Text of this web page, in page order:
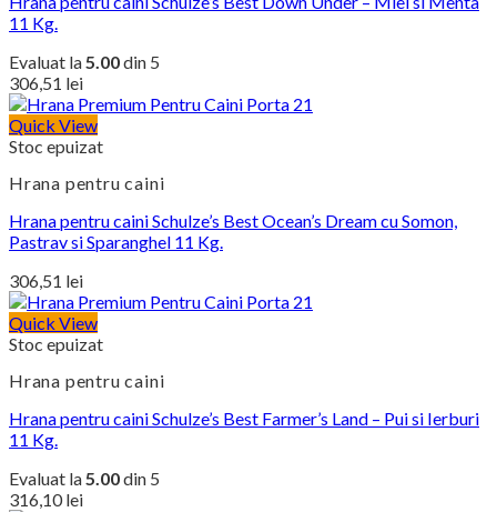
11 Kg.
Evaluat la5.00din 5
306,51 lei
Quick View
Stoc epuizat
Hrana pentru caini
Hrana pentru caini Schulze’s Best Ocean’s Dream cu Somon,
Pastrav si Sparanghel 11 Kg.
306,51 lei
Quick View
Stoc epuizat
Hrana pentru caini
Hrana pentru caini Schulze’s Best Farmer’s Land – Pui si Ierburi
11 Kg.
Evaluat la5.00din 5
316,10lei